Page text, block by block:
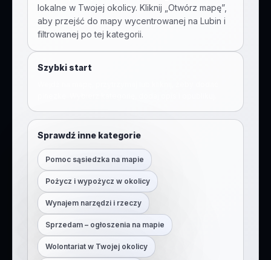
lokalne w Twojej okolicy. Kliknij „Otwórz mapę”,
aby przejść do mapy wycentrowanej na Lubin i
filtrowanej po tej kategorii.
Szybki start
Sprawdź inne kategorie
Pomoc sąsiedzka na mapie
Pożycz i wypożycz w okolicy
Wynajem narzędzi i rzeczy
Sprzedam – ogłoszenia na mapie
Wolontariat w Twojej okolicy